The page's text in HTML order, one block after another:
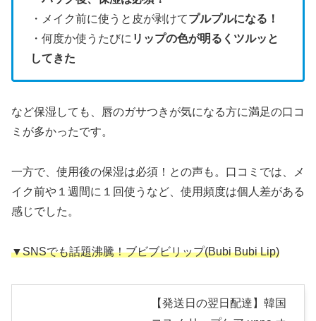
・メイク前に使うと皮が剥けてプルプルになる！
・何度か使うたびに リップの色が明るくツルッと
してきた
など保湿しても、唇のガサつきが気になる方に満足の口コ
ミが多かったです。
一方で、使用後の保湿は必須！との声も。口コミでは、メ
イク前や１週間に１回使うなど、使用頻度は個人差がある
感じでした。
▼SNSでも話題沸騰！ブビブビリップ(Bubi Bubi Lip)
【発送日の翌日配達】韓国